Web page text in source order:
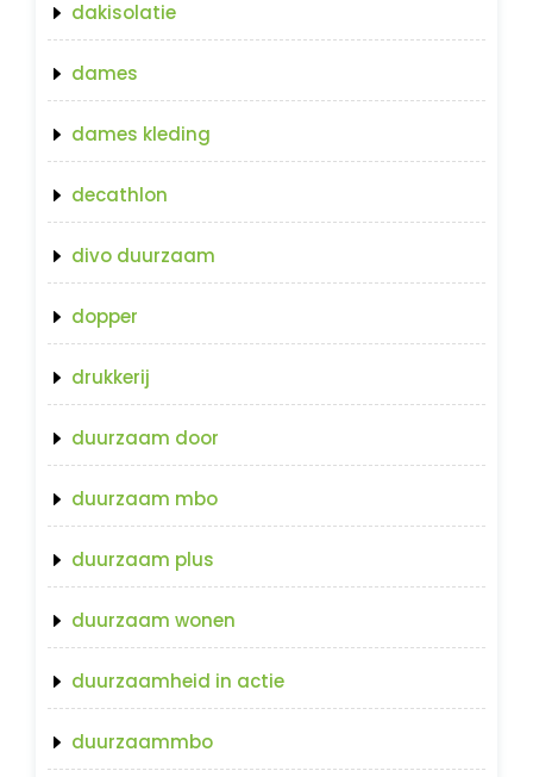
dakisolatie
dames
dames kleding
decathlon
divo duurzaam
dopper
drukkerij
duurzaam door
duurzaam mbo
duurzaam plus
duurzaam wonen
duurzaamheid in actie
duurzaammbo